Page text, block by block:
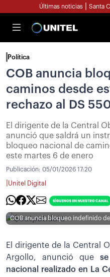
Últimas noticias Santa
Política
COB anuncia
caminos desde
rechazo al DS
El dirigente de la Central
anunció que saldrá un
bloqueo nacional de
este martes 6 de enero
Publicación: 05/01/2026 17:20
Unitel Digital
COB anuncia bloqueo indefinido
El dirigente de la Central
Argollo, anunció que s
nacional realizado en La